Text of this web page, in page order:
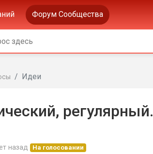
Форум Сообщества
Идеи
регулярный.
назад На голосовании